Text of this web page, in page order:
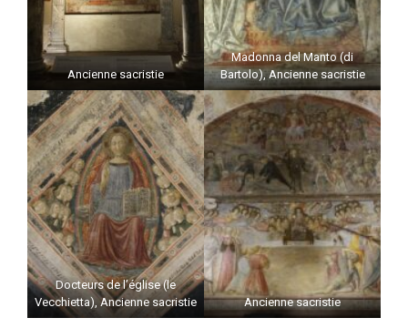
Ancienne sacristie
Madonna del Manto (di
Bartolo), Ancienne sacristie
Docteurs de l’église (le
Vecchietta), Ancienne sacristie
Ancienne sacristie